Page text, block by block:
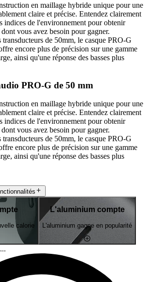
en maillage hybride unique pour une
claire et précise. Entendez clairement
indices de l'environnement pour obtenir
vous avez besoin pour gagner.
de 50mm, le casque PRO-G
encore plus de précision sur une gamme
ainsi qu'une réponse des basses plus
PRO-G de 50 mm
en maillage hybride unique pour une
claire et précise. Entendez clairement
indices de l'environnement pour obtenir
vous avez besoin pour gagner.
de 50mm, le casque PRO-G
encore plus de précision sur une gamme
ainsi qu'une réponse des basses plus
calorie
L'aluminium compte
L'aluminium gagne en popularité